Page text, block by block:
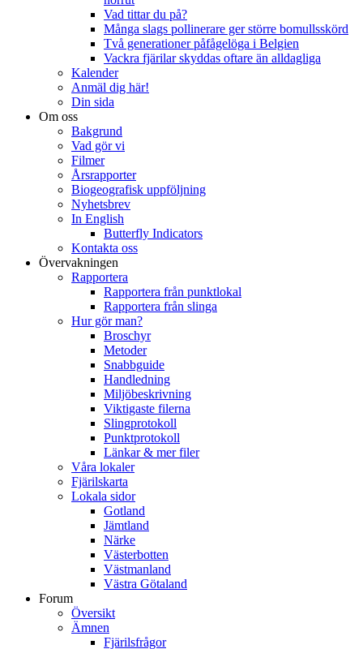
Vad tittar du på?
Många slags pollinerare ger större bomullsskörd
Två generationer påfågelöga i Belgien
Vackra fjärilar skyddas oftare än alldagliga
Kalender
Anmäl dig här!
Din sida
Om oss
Bakgrund
Vad gör vi
Filmer
Årsrapporter
Biogeografisk uppföljning
Nyhetsbrev
In English
Butterfly Indicators
Kontakta oss
Övervakningen
Rapportera
Rapportera från punktlokal
Rapportera från slinga
Hur gör man?
Broschyr
Metoder
Snabbguide
Handledning
Miljöbeskrivning
Viktigaste filerna
Slingprotokoll
Punktprotokoll
Länkar & mer filer
Våra lokaler
Fjärilskarta
Lokala sidor
Gotland
Jämtland
Närke
Västerbotten
Västmanland
Västra Götaland
Forum
Översikt
Ämnen
Fjärilsfrågor